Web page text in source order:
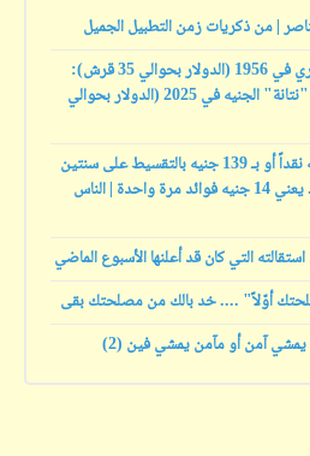
| من ذكريات زمن التطبيل الجميل
بعد "متانة" الجنيه المصري في 1956 (الدولار بحوالي 35 قرش):
المصريون يشهدون عصر "نتانة" الجنيه في 2025 (الدولار بحوالي
3 غرف كاملة بـ 125 جنيه نقداً أو بـ 139 جنيه بالتقسيط على سنتين
ونص (5 جنيه كل شهر) .. يعني 14 جنيه فوائد مرة واحدة | الناس
التي كان قد أعلنها الأسبوع الماضي
أوّلاً" .... خد بالك من مصلحتك بقى
يمشي آمن أو مآمن يمشي فين (2)